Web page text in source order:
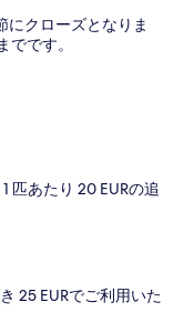
にクローズとなりま
でです。
匹あたり 20 EURの追
25 EURでご利用いた